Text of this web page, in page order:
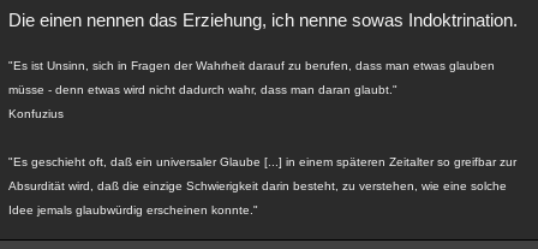
Die einen nennen das Erziehung, ich nenne sowas Indoktrination.
"Es ist Unsinn, sich in Fragen der Wahrheit darauf zu berufen, dass man etwas glauben
müsse - denn etwas wird nicht dadurch wahr, dass man daran glaubt."
Konfuzius
"Es geschieht oft, daß ein universaler Glaube [...] in einem späteren Zeitalter so greifbar zur
Absurdität wird, daß die einzige Schwierigkeit darin besteht, zu verstehen, wie eine solche
Idee jemals glaubwürdig erscheinen konnte."